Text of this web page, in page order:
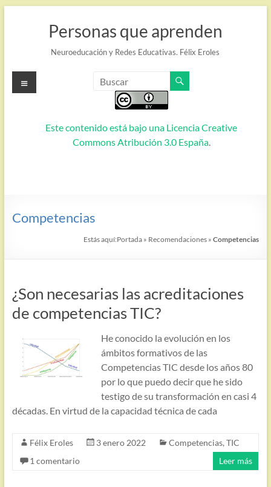
Personas que aprenden
Neuroeducación y Redes Educativas. Félix Eroles
Este contenido está bajo una Licencia Creative
Commons Atribución 3.0 España.
Menú
Competencias
Estás aquí:Portada » Recomendaciones »Competencias
¿Son necesarias las acreditaciones
de competencias TIC?
He conocido la evolución en los
ámbitos formativos de las
Competencias TIC desde los años 80
por lo que puedo decir que he sido
testigo de su transformación en casi 4
décadas. En virtud de la capacidad técnica de cada
Félix Eroles 3 enero 2022 Competencias, TIC
1 comentario
Leer más